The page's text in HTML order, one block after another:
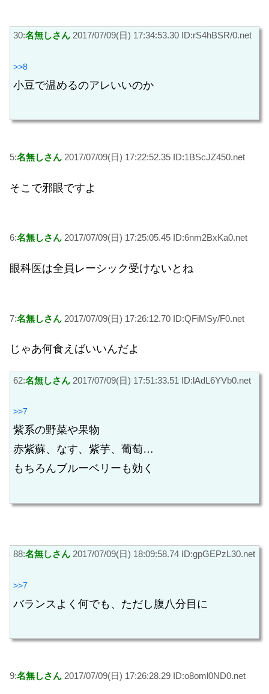
30:名無しさん 2017/07/09(日) 17:34:53.30 ID:rS4hBSR/0.net
>>8
小豆で温めるのアレいいのか
5:名無しさん 2017/07/09(日) 17:22:52.35 ID:1BScJZ450.net
そこで邪眼ですよ
6:名無しさん 2017/07/09(日) 17:25:05.45 ID:6nm2BxKa0.net
眼科医は全員レーシック受けないとね
7:名無しさん 2017/07/09(日) 17:26:12.70 ID:QFiMSy/F0.net
じゃあ何食えばいいんだよ
62:名無しさん 2017/07/09(日) 17:51:33.51 ID:lAdL6YVb0.net
>>7
紫系の野菜や果物
赤紫蘇、なす、紫芋、葡萄…
もちろんブルーベリーも効く
88:名無しさん 2017/07/09(日) 18:09:58.74 ID:gpGEPzL30.net
>>7
バランスよく何でも、ただし腹八分目に
9:名無しさん 2017/07/09(日) 17:26:28.29 ID:o8oml0ND0.net